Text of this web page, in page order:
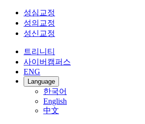
성심교정
성의교정
성신교정
트리니티
사이버캠퍼스
ENG
Language
한국어
English
中文